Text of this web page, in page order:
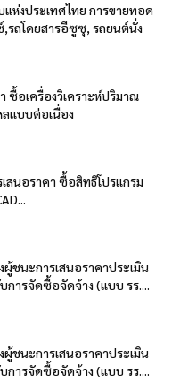
ห่งประเทศไทย การขายทอด
,รถโดยสารอีซูซุ, รถยนต์นั่ง
ซื้อเครื่องวิเคราะห์ปริมาณ
ลแบบต่อเนื่อง
สนอราคา ซื้อสิทธิโปรแกรม
ผู้ชนะการเสนอราคาประเมิน
การจัดซื้อจัดจ้าง (แบบ รร....
ผู้ชนะการเสนอราคาประเมิน
การจัดซื้อจัดจ้าง (แบบ รร....